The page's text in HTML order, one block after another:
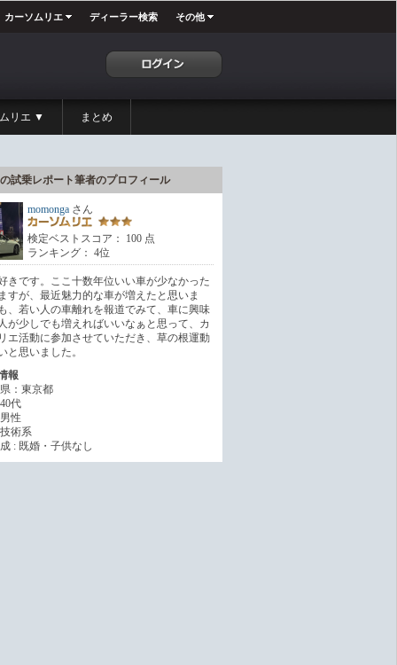
カーソムリエ ディーラー検索 その他
リエ ▼ まとめ
試乗レポート筆者のプロフィール
momonga さん
検定ベストスコア： 100 点
ランキング： 4位
きです。ここ十数年位いい車が少なかった
すが、最近魅力的な車が増えたと思いま
、若い人の車離れを報道でみて、車に興味
が少しでも増えればいいなぁと思って、カ
エ活動に参加させていただき、草の根運動
と思いました。
報
：東京都
代
性
術系
: 既婚・子供なし